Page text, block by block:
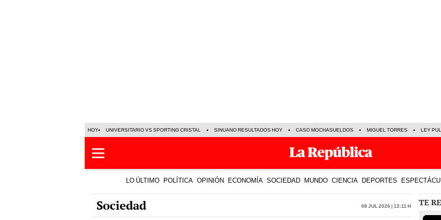
HOY UNIVERSITARIO VS SPORTING CRISTAL SINUANO RESULTADOS HOY CASO MOCHASUELDOS MIGUEL TORRES LEY
LO ÚLTIMO POLÍTICA OPINIÓN ECONOMÍA SOCIEDAD MUNDO CIENCIA DEPORTES
Sociedad 08 Jul 2026 | 12:11 h TE